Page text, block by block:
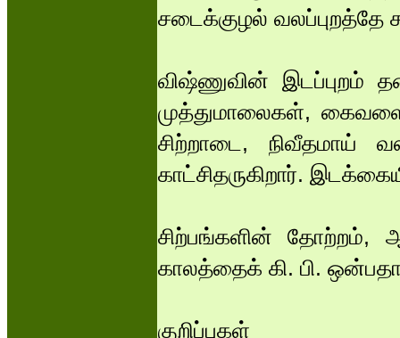
சடைக்குழல்
விஷ்ணுவின் இடப்புறம்
முத்துமாலைகள்,
சிற்றாடை, நிவீதமாய்
காட்சிதருகிறார்.
சிற்பங்களின்
காலத்தைக் கி. பி.
குறிப்புகள்